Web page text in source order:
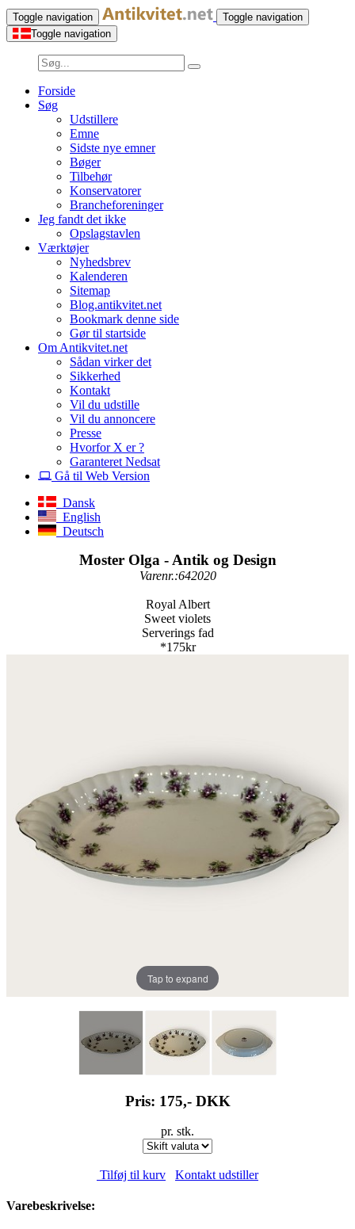
Toggle navigation
Toggle navigation
Toggle navigation
Forside
Søg
Udstillere
Emne
Sidste nye emner
Bøger
Tilbehør
Konservatorer
Brancheforeninger
Jeg fandt det ikke
Opslagstavlen
Værktøjer
Nyhedsbrev
Kalenderen
Sitemap
Blog.antikvitet.net
Bookmark denne side
Gør til startside
Om Antikvitet.net
Sådan virker det
Sikkerhed
Kontakt
Vil du udstille
Vil du annoncere
Presse
Hvorfor X er ?
Garanteret Nedsat
Gå til Web Version
Dansk
English
Deutsch
Moster Olga - Antik og Design
Varenr.:642020
Royal Albert
Sweet violets
Serverings fad
*175kr
Tap to expand
Pris: 175,- DKK
pr. stk.
Tilføj til kurv Kontakt udstiller
Varebeskrivelse: